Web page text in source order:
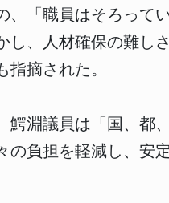
、「職員はそろって
し、人材確保の難し
指摘された。
鰐淵議員は「国、都
の負担を軽減し、安